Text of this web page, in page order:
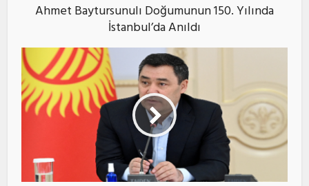
Ahmet Baytursunulı Doğumunun 150. Yılında
İstanbul’da Anıldı